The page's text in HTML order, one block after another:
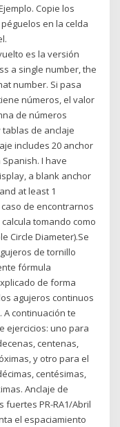
Copie los
en la celda
es la versión
a single number, the
number. Si pasa
números, el valor
de números
de anclaje
includes 20 anchor
I have
a blank anchor
at least 1
de encontrarnos
tomando como
Circle Diameter).Se
de tornillo
fórmula
de forma
agujeros continuos
A continuación te
ejercicios: uno para
centenas,
y otro para el
centésimas,
Anclaje de
PR-RA1/Abril
el espaciamiento